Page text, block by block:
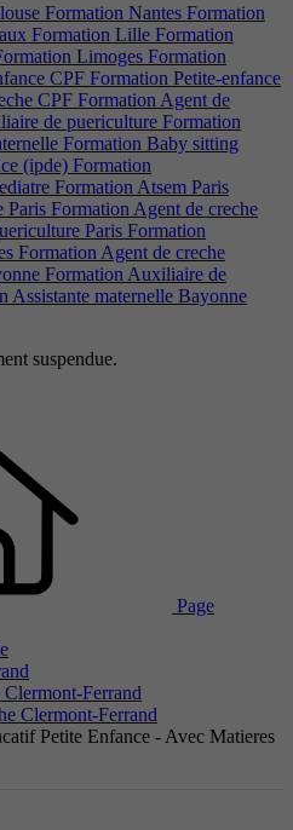
Formation Nantes Formation
Formation Lille Formation
Limoges Formation
CPF Formation Petite-enfance
CPF Formation Agent de
de puericulture Formation
Formation Baby sitting
(ipde) Formation
Formation Atsem Paris
Paris Formation Agent de creche
Paris Formation
Formation Agent de creche
Formation Auxiliaire de
Assistante maternelle Bayonne
suspendue.
Page
Ferrand
Clermont-Ferrand
Petite Enfance - Avec Matieres